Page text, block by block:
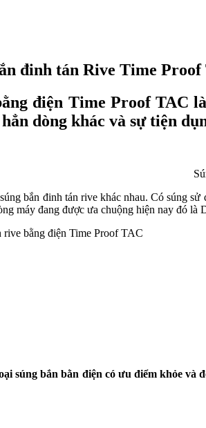
đinh tán Rive Time Proof
điện Time Proof TAC
dòng khác và sự tiện
bắn đinh tán rive khác nhau. Có súng
máy đang được ưa chuộng hiện nay đó
rive bằng điện Time Proof TAC
súng bắn bằn điện có ưu điểm khỏe